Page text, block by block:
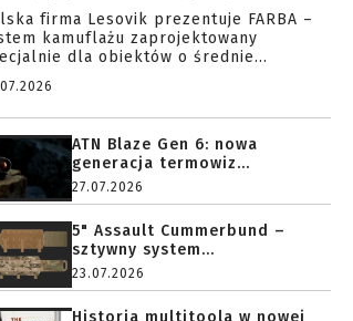
firma Lesovik prezentuje FARBA –
kamuflażu zaprojektowany
dla obiektów o średnie...
ATN Blaze Gen 6: nowa
generacja termowiz...
27.07.2026
5" Assault Cummerbund –
sztywny system...
23.07.2026
Historia multitoola w nowej